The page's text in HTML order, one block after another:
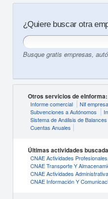
¿Quiere buscar otra
Busque gratis empresas,
Otros servicios de eInforma:
Informe comercial Nif
Subvenciones a Autónomos
Sistema de Análisis de Balances
Cuentas Anuales
Últimas actividades
CNAE Actividades
CNAE Transporte Y
CNAE Actividades
CNAE Información Y